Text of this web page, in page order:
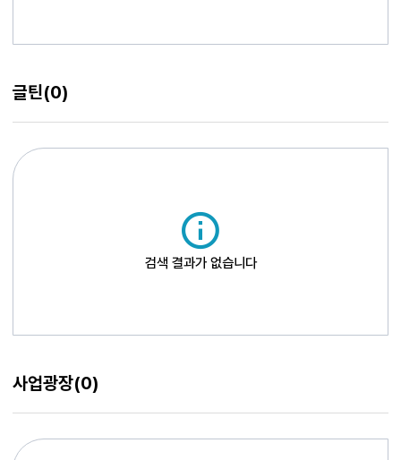
글틴(0)
검색 결과가 없습니다
사업광장(0)